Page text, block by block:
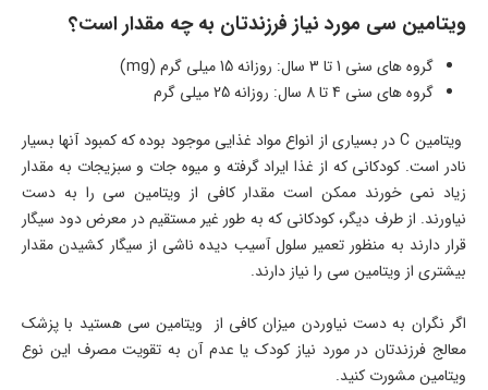
ویتامین سی مورد نیاز فرزندتان به چه مقدار است؟
گروه های سنی 1 تا 3 سال: روزانه 15 میلی گرم ( mg
)
گروه های سنی 4 تا 8 سال: روزانه 25 میلی گرم
ویتامین Cدر بسیاری از انواع مواد غذایی موجود بوده که کمبود آنها بسیار
نادر است. کودکانی که از غذا ایراد گرفته و میوه جات و سبزیجات به مقدار
زیاد نمی خورند ممکن است مقدار کافی از ویتامین سی را به دست
نیاورند. از طرف دیگر، کودکانی که به طور غیر مستقیم در معرض دود سیگار
قرار دارند به منظور تعمیر سلول آسیب دیده ناشی از سیگار کشیدن مقدار
بیشتری از ویتامین سی را نیاز دارند.
اگر نگران به دست نیاوردن میزان کافی از ویتامین سی هستید با پزشک
معالج فرزندتان در مورد نیاز کودک یا عدم آن به تقویت مصرف این نوع
ویتامین مشورت کنید.